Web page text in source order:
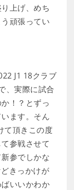
上げ、めち
頑張ってい
J1 18クラブ
、実際に試合
！？とずっ
ます。そん
て頂きこの度
参戦させて
参でしかな
きっかけが
いいかわか